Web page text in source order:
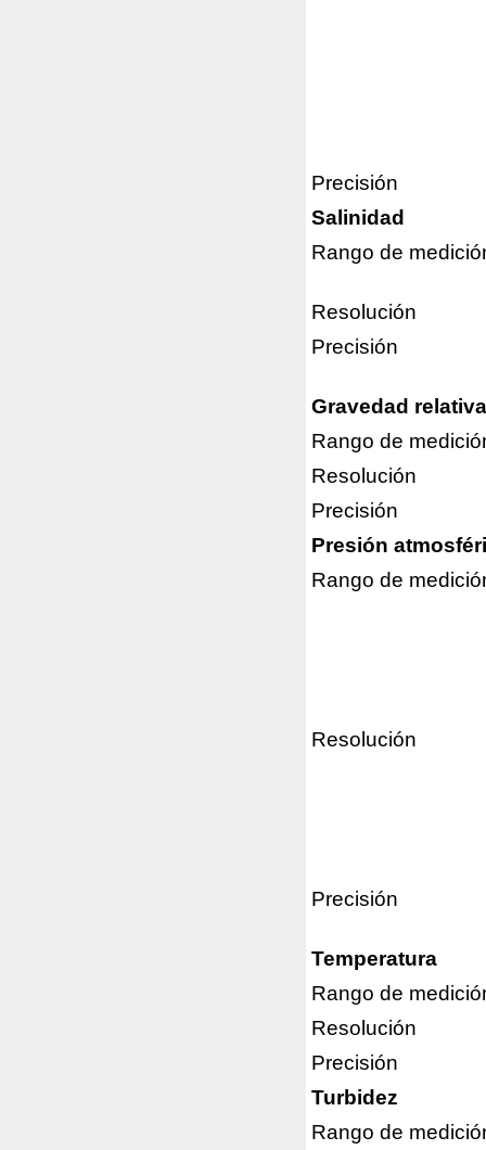
Precisión
Salinidad
Rango de
Resolución
Precisión
Gravedad
Rango de
Resolución
Precisión
Presión
Rango de
Resolución
Precisión
Temperatura
Rango de
Resolución
Precisión
Turbidez
Rango de